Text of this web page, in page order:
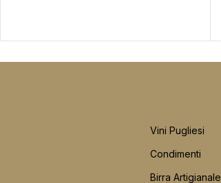
Vini Pugliesi
Condimenti
Birra Artigianale